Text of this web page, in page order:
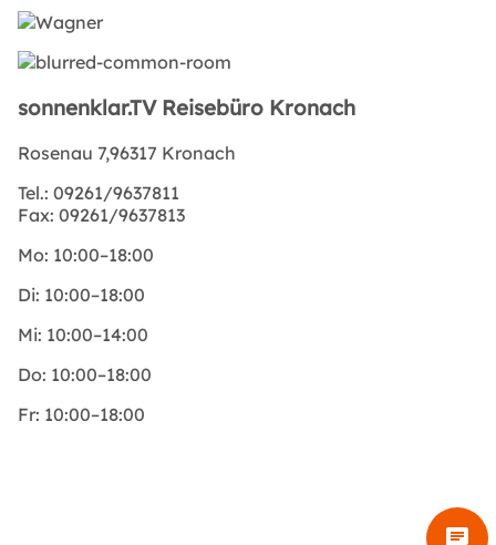
sonnenklar.TV Reisebüro Kronach
Rosenau 7,96317 Kronach
Tel.: 09261/9637811
Fax: 09261/9637813
Mo: 10:00–18:00
Di: 10:00–18:00
Mi: 10:00–14:00
Do: 10:00–18:00
Fr: 10:00–18:00
chat